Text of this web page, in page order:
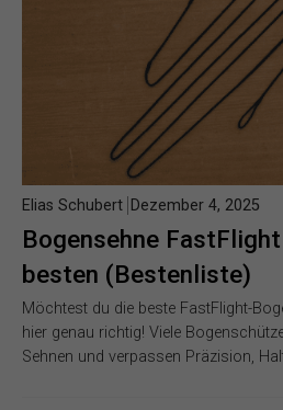
Bogensehne
besten (Bestenliste)
Elias Schubert Dezember 4, 2025
Möchtest du die beste FastFlight-
hier genau richtig! Viele
Sehnen und verpassen Präzision,